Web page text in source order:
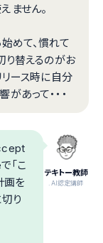
ません。
めて、慣れて
り替えるのがお
リース時に自分
あって・・・
テキトー教師
.AI認定講師
「こ
画を
り